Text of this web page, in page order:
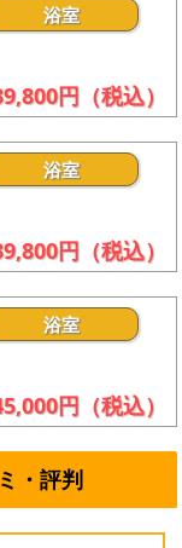
浴室
円（税込）
浴室
円（税込）
浴室
円（税込）
・評判